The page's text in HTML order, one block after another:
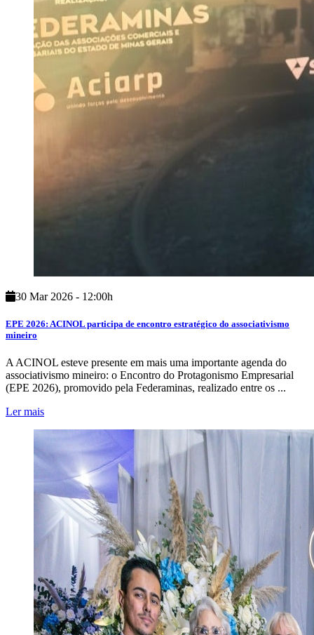
30 Mar 2026 - 12:00h
EPE 2026: ACINOL participa de encontro estratégico do associativismo
mineiro
A ACINOL esteve presente em mais uma importante agenda do
associativismo mineiro: o Encontro do Protagonismo Empresarial
(EPE 2026), promovido pela Federaminas, realizado entre os ...
Ler mais